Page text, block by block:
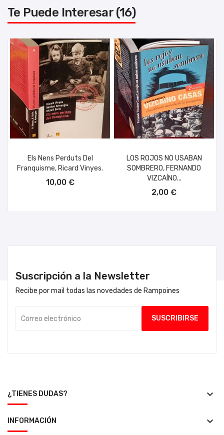
Te Puede Interesar (16)
Els Nens Perduts Del
Franquisme, Ricard Vinyes.
10,00 €
LOS ROJOS NO USABAN
SOMBRERO, FERNANDO
VIZCAÍNO...
2,00 €
Suscripción a la Newsletter
Recibe por mail todas las novedades de Rampoines
¿TIENES DUDAS? keyboard_arrow_down
INFORMACIÓN keyboard_arrow_down